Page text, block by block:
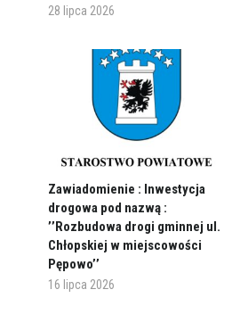
28 lipca 2026
Zawiadomienie : Inwestycja
drogowa pod nazwą :
’’Rozbudowa drogi gminnej ul.
Chłopskiej w miejscowości
Pępowo’’
16 lipca 2026